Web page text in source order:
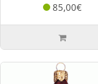
85,00€